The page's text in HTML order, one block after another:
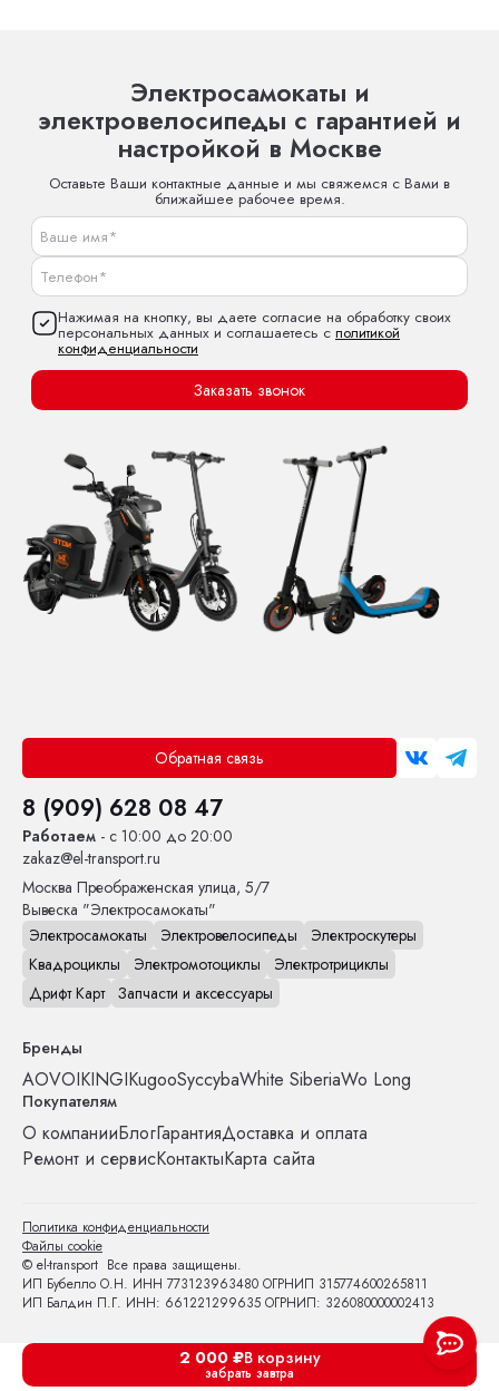
2 000 ₽В корзину
забрать завтра
Электросамокаты и
электровелосипеды с гарантией и
настройкой в Москве
Оставьте Ваши контактные данные и мы свяжемся с Вами в
ближайшее рабочее время.
Нажимая на кнопку, вы даете согласие на обработку своих
персональных данных и соглашаетесь с политикой
конфиденциальности
Заказать звонок
Обратная связь
8 (909) 628 08 47
Работаем - с 10:00 до 20:00
zakaz@el-transport.ru
Москва Преображенская улица, 5/7
Вывеска "Электросамокаты"
Электросамокаты
Электровелосипеды
Электроскутеры
Квадроциклы
Электромотоциклы
Электротрициклы
Дрифт Карт Запчасти и аксессуары
Бренды
AOVOIKINGIKugooSyccybaWhite SiberiaWo Long
Покупателям
О компанииБлогГарантияДоставка и оплата
Ремонт и сервисКонтактыКарта сайта
© el-transport Все права защищены.
ИП Бубелло О.Н. ИНН 773123963480 ОГРНИП 315774600265811
ИП Балдин П.Г. ИНН: 661221299635 ОГРНИП: 326080000002413
Политика конфиденциальности
Файлы cookie